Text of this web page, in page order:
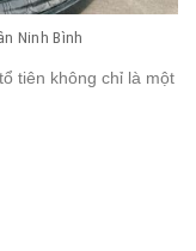
Ninh Bình
tiên không chỉ là một